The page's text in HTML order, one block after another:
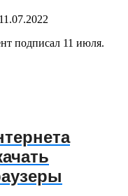
11.07.2022
подписал 11 июля.